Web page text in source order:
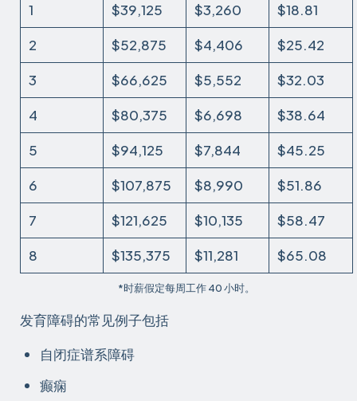
1 $39,125 $3,260
$18.81
2
$52,875 $4,406
$25.42
3
$66,625 $5,552
$32.03
4
$80,375 $6,698
$38.64
5
$94,125 $7,844
$45.25
6
$107,875 $8,990
$51.86
7
$121,625 $10,135
$58.47
8
$135,375 $11,281 $65.08
*时薪假定每周工作 40 小时。
发育障碍的常见例子包括
自闭症谱系障碍
癫痫